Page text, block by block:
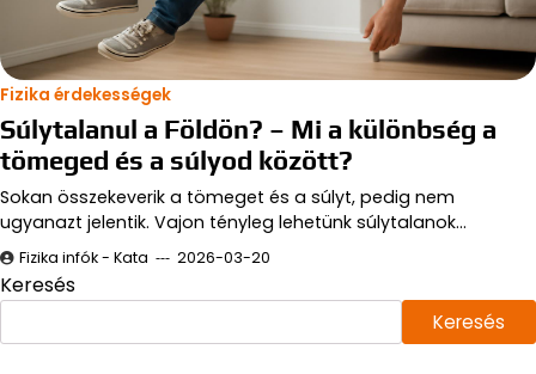
Fizika érdekességek
Súlytalanul a Földön? – Mi a különbség a
tömeged és a súlyod között?
Sokan összekeverik a tömeget és a súlyt, pedig nem
ugyanazt jelentik. Vajon tényleg lehetünk súlytalanok…
Fizika infók - Kata 2026-03-20
Keresés
Keresés